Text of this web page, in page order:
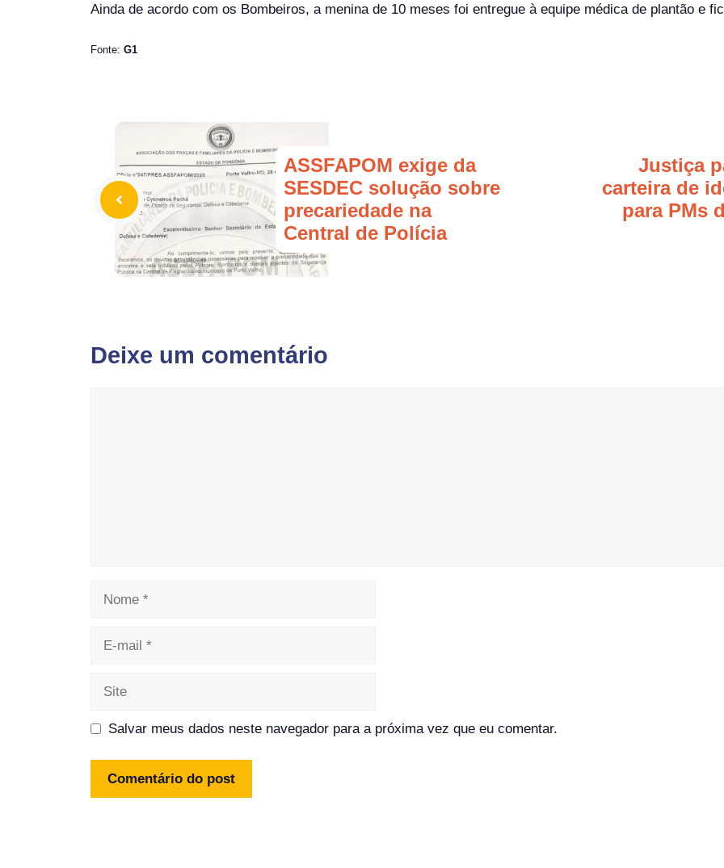
Ainda de acordo com os Bombeiros, a menina de 10 meses foi entregue à equipe médica de plantão e
Fonte: G1
ASSFAPOM exige da
SESDEC solução sobre
precariedade na
Central de Polícia
Justiça
carteira de
para PMs
Deixe um comentário
Salvar meus dados neste navegador para a próxima vez que eu comentar.